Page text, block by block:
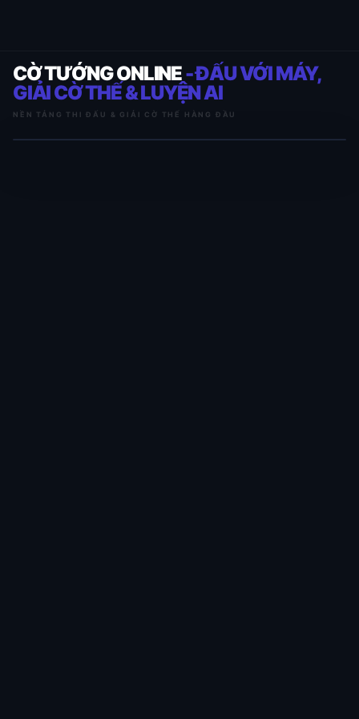
CỜ TƯỚNG ONLINE- ĐẤU VỚI MÁY,
GIẢI CỜ THẾ & LUYỆN AI
NỀN TẢNG THI ĐẤU & GIẢI CỜ THẾ HÀNG ĐẦU